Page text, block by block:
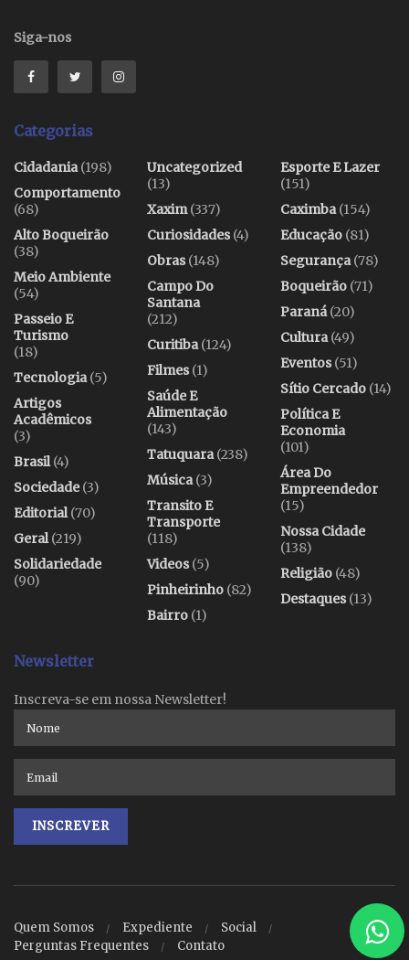
Siga-nos
Categorias
Cidadania(198)
Comportamento
(68)
Alto Boqueirão
(38)
Meio Ambiente
(54)
Passeio E
Turismo
(18)
Tecnologia(5)
Artigos
Acadêmicos
(3)
Brasil(4)
Sociedade(3)
Editorial(70)
Geral(219)
Solidariedade
(90)
Uncategorized
(13)
Xaxim(337)
Curiosidades(4)
Obras(148)
Campo Do
Santana
(212)
Curitiba(124)
Filmes(1)
Saúde E
Alimentação
(143)
Tatuquara(238)
Música(3)
Transito E
Transporte
(118)
Videos(5)
Pinheirinho (82)
Bairro (1)
Esporte E Lazer
(151)
Caximba(154)
Educação (81)
Segurança(78)
Boqueirão (71)
Paraná(20)
Cultura(49)
Eventos(51)
Sítio Cercado (14)
Política E
Economia
(101)
Área Do
Empreendedor
(15)
Nossa Cidade
(138)
Religião (48)
Destaques(13)
Newsletter
Inscreva-se em nossa Newsletter!
Quem Somos Expediente
Social
Perguntas Frequentes
Contato